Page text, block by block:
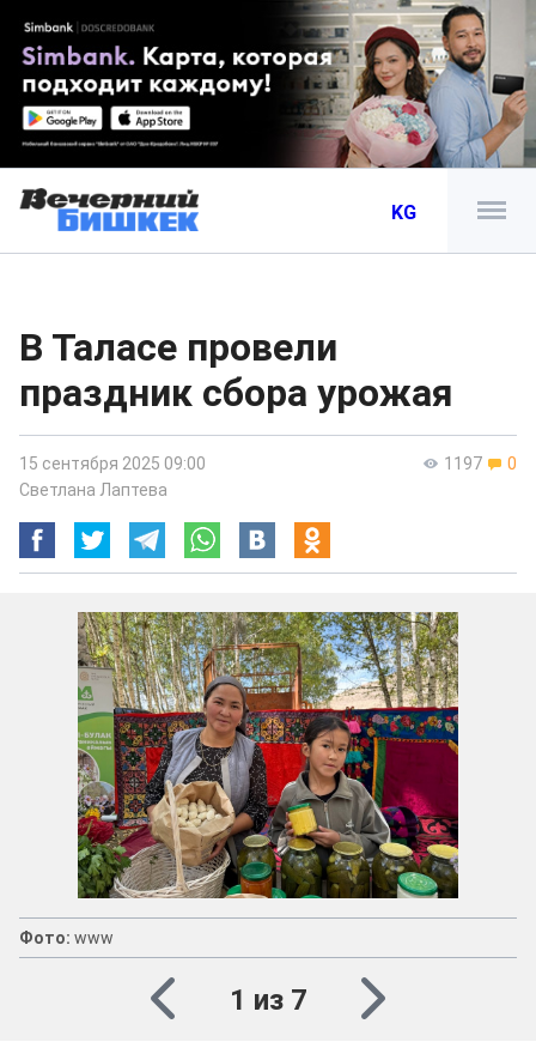
KG
В Таласе провели
праздник сбора урожая
1197 0
15 сентября 2025 09:00
Светлана Лаптева
Фото: www
1 из 7